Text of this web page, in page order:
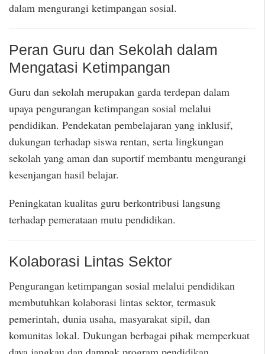
dalam mengurangi ketimpangan sosial.
Peran Guru dan Sekolah dalam
Mengatasi Ketimpangan
Guru dan sekolah merupakan garda terdepan dalam
upaya pengurangan ketimpangan sosial melalui
pendidikan. Pendekatan pembelajaran yang inklusif,
dukungan terhadap siswa rentan, serta lingkungan
sekolah yang aman dan suportif membantu mengurangi
kesenjangan hasil belajar.
Peningkatan kualitas guru berkontribusi langsung
terhadap pemerataan mutu pendidikan.
Kolaborasi Lintas Sektor
Pengurangan ketimpangan sosial melalui pendidikan
membutuhkan kolaborasi lintas sektor, termasuk
pemerintah, dunia usaha, masyarakat sipil, dan
komunitas lokal. Dukungan berbagai pihak memperkuat